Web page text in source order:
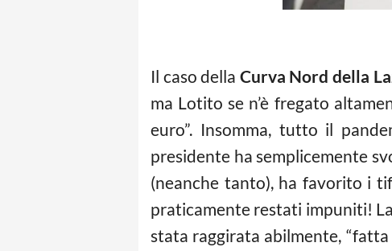
Il caso della Curva Nord della
ma Lotito se n’è fregato
euro”. Insomma, tutto il
presidente ha semplicemente
(neanche tanto), ha favorito i
praticamente restati impuniti!
stata raggirata abilmente, “fatta